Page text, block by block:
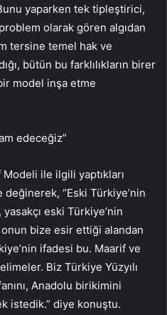
yaparken tek tipleştirici,
olarak gören algıdan
tersine temel hak ve
bütün bu farklılıkların birer
model inşa etme
edeceğiz”
ile ilgili yaptıkları
“Eski Türkiye’nin
eski Türkiye’nin
bize esir ettiği alandan
ifadesi bu. Maarif ve
Biz Türkiye Yüzyılı
Anadolu birikimini
istedik.” diye konuştu.